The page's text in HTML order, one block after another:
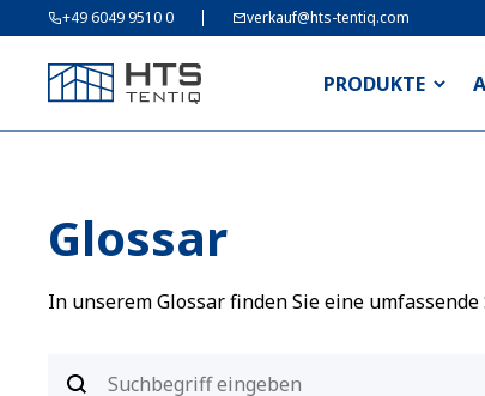
+49 6049 9510 0 verkauf@hts-tentiq.com
PRODUKTE
Glossar
In unserem Glossar finden Sie eine